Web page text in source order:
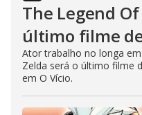
The Legend
último filme
Ator trabalho no longa
Zelda será o último filme
em O Vício.